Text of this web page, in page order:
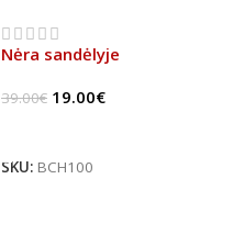
Nėra sandėlyje
39.00€ 19.00€
SKU: BCH100